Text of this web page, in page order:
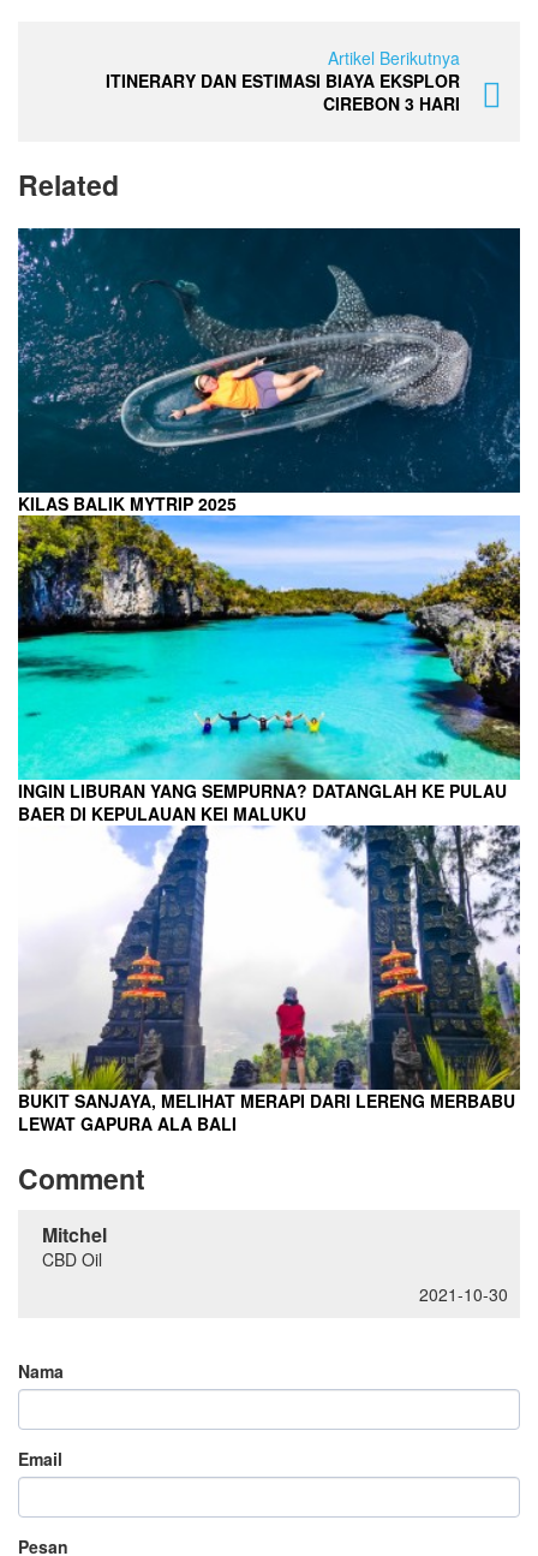
Artikel Berikutnya
ITINERARY DAN ESTIMASI BIAYA EKSPLOR
CIREBON 3 HARI
Related
KILAS BALIK MYTRIP 2025
INGIN LIBURAN YANG SEMPURNA? DATANGLAH KE PULAU
BAER DI KEPULAUAN KEI MALUKU
BUKIT SANJAYA, MELIHAT MERAPI DARI LERENG MERBABU
LEWAT GAPURA ALA BALI
Comment
Mitchel
CBD Oil
2021-10-30
Nama
Email
Pesan